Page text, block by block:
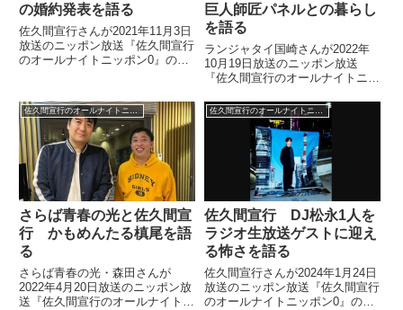
の婚約発表を語る
佐久間宣行さんが2021年11月3日
放送のニッポン放送『佐久間宣行
のオールナイトニッポン0』の中
した。
巨人師匠パネルとの暮らし
を語る
ランジャタイ国崎さんが2022年
10月19日放送のニッポン放送
『佐久間宣行のオールナイトニッ
人師匠パネルについて話していま
した。
さらば青春の光と佐久間宣
行 かもめんたる槙尾を語
る
さらば青春の光・森田さんが
2022年4月20日放送のニッポン放
送『佐久間宣行のオールナイトニ
佐久間宣行 DJ松永1人を
ラジオ生放送ゲストに迎え
る怖さを語る
佐久間宣行さんが2024年1月24日
放送のニッポン放送『佐久間宣行
のオールナイトニッポン0』の中